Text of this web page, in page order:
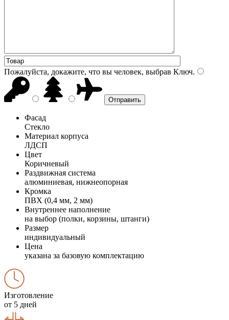
Пожалуйста, докажите, что вы человек, выбрав Ключ.
Фасад
Стекло
Материал корпуса
ЛДСП
Цвет
Коричневый
Раздвижная система
алюминиевая, нижнеопорная
Кромка
ПВХ (0,4 мм, 2 мм)
Внутреннее наполнение
на выбор (полки, корзины, штанги)
Размер
индивидуальный
Цена
указана за базовую комплектацию
Изготовление
от 5 дней